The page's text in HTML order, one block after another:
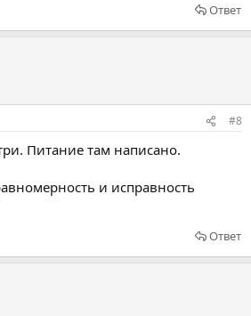
Ответ
#8
Питание там написано.
и исправность
Ответ